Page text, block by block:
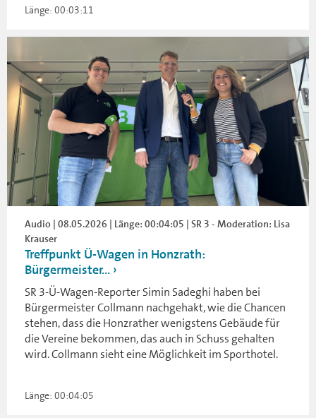
Länge: 00:03:11
Audio | 08.05.2026 | Länge: 00:04:05 | SR 3 - Moderation: Lisa
Krauser
Treffpunkt Ü-Wagen in Honzrath:
Bürgermeister...
SR 3-Ü-Wagen-Reporter Simin Sadeghi haben bei
Bürgermeister Collmann nachgehakt, wie die Chancen
stehen, dass die Honzrather wenigstens Gebäude für
die Vereine bekommen, das auch in Schuss gehalten
wird. Collmann sieht eine Möglichkeit im Sporthotel.
Länge: 00:04:05